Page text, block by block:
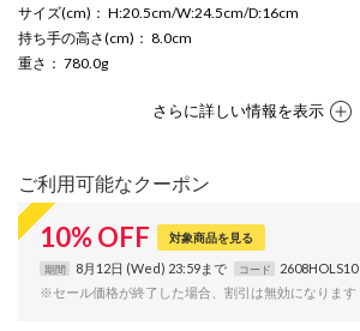
サイズ(cm) ： H:20.5cm/W:24.5cm/D:16cm
持ち手の高さ(cm) ： 8.0cm
重さ ： 780.0g
さらに詳しい情報を表示
ご利用可能なクーポン
10% OFF 対象商品を見る
期間 8月12日 (Wed) 23:59まで コード
2608HOLS10
※セール価格が終了した場合、割引は無効になります